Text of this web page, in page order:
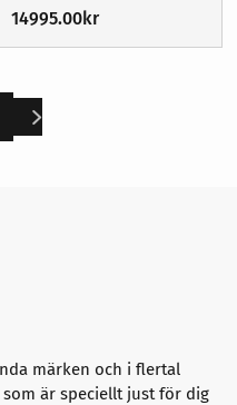
14995.00kr
märken och i flertal
är speciellt just för dig